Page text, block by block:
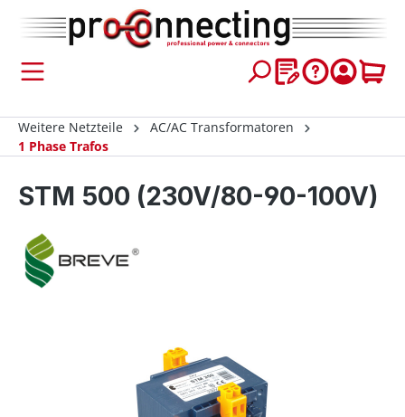
springen
Weitere Netzteile
AC/AC Transformatoren
1 Phase Trafos
STM 500 (230V/80-90-100V)